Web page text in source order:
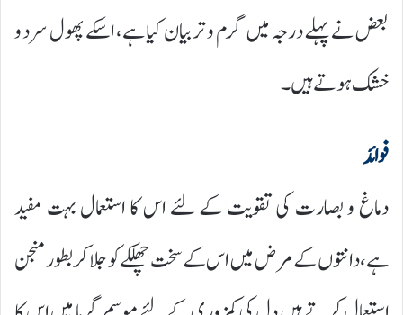
بعض نے پہلے درجہ میں گرم و تر بیان کیا ہے، اسکے پھول سرد و
خشک ہوتے ہیں۔
فوائد
دماغ و بصارت کی تقویت کے لئے اس کا استعمال بہت مفید
ہے،دانتوں کے مرض میں اس کے سخت چھلکے کو جلا کر بطور منجن